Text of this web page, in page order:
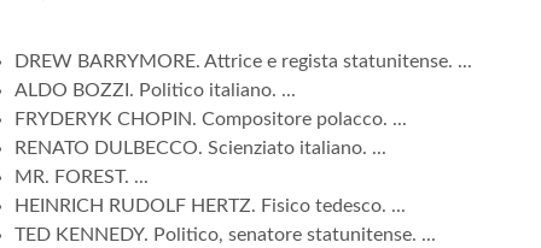
DREW BARRYMORE. Attrice e regista statunitense. ...
ALDO BOZZI. Politico italiano. ...
FRYDERYK CHOPIN. Compositore polacco. ...
RENATO DULBECCO. Scienziato italiano. ...
MR. FOREST. ...
HEINRICH RUDOLF HERTZ. Fisico tedesco. ...
TED KENNEDY. Politico, senatore statunitense. ...